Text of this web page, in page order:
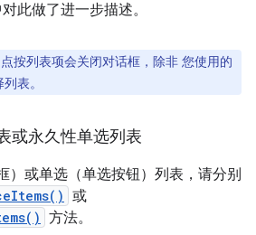
此做了进一步描述。
点按列表项会关闭对话框，除非 您使用的
表。
或永久性单选列表
）或单选（单选按钮）列表，请分别
或
方法。